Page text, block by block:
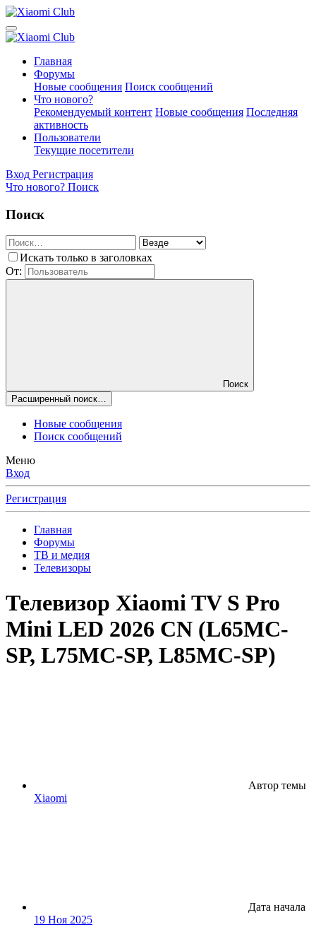
Главная
Форумы
Новые сообщения Поиск сообщений
Что нового?
Рекомендуемый контент Новые сообщения Последняя
активность
Пользователи
Текущие посетители
Вход Регистрация
Что нового? Поиск
Поиск
Искать только в заголовках
От:
Поиск
Расширенный поиск…
Новые сообщения
Поиск сообщений
Меню
Вход
Регистрация
Главная
Форумы
ТВ и медия
Телевизоры
Телевизор Xiaomi TV S Pro
Mini LED 2026 CN (L65МC-
SР, L75МC-SР, L85МC-SР)
Автор темы
Xiaomi
Дата начала
19 Ноя 2025